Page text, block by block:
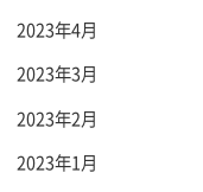
2023年4月
2023年3月
2023年2月
2023年1月